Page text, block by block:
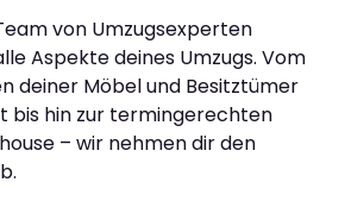
von Umzugsexperten
Aspekte deines Umzugs. Vom
deiner Möbel und Besitztümer
bis hin zur termingerechten
– wir nehmen dir den